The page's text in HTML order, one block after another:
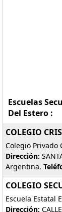
Escuelas
Del Estero :
COLEGIO
Colegio Privado
Dirección:
Argentina.
COLEGIO
Escuela Estatal
Dirección: